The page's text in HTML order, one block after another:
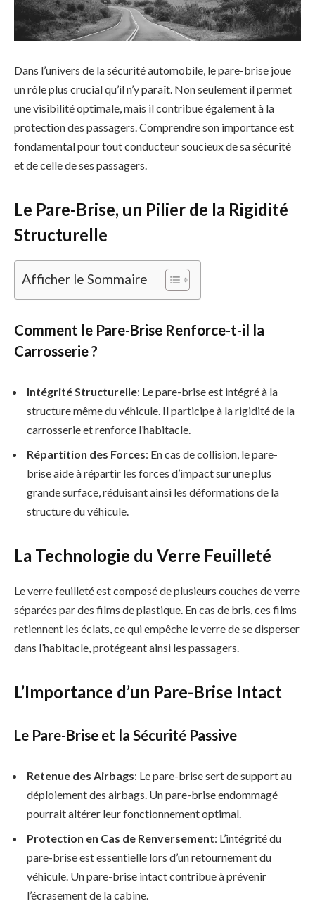
Dans l’univers de la sécurité automobile, le pare-brise joue
un rôle plus crucial qu’il n’y paraît. Non seulement il permet
une visibilité optimale, mais il contribue également à la
protection des passagers. Comprendre son importance est
fondamental pour tout conducteur soucieux de sa sécurité
et de celle de ses passagers.
Le Pare-Brise, un Pilier de la Rigidité
Structurelle
Afficher le Sommaire
Comment le Pare-Brise Renforce-t-il la
Carrosserie ?
Intégrité Structurelle: Le pare-brise est intégré à la
structure même du véhicule. Il participe à la rigidité de la
carrosserie et renforce l’habitacle.
Répartition des Forces: En cas de collision, le pare-
brise aide à répartir les forces d’impact sur une plus
grande surface, réduisant ainsi les déformations de la
structure du véhicule.
La Technologie du Verre Feuilleté
Le verre feuilleté est composé de plusieurs couches de verre
séparées par des films de plastique. En cas de bris, ces films
retiennent les éclats, ce qui empêche le verre de se disperser
dans l’habitacle, protégeant ainsi les passagers.
L’Importance d’un Pare-Brise Intact
Le Pare-Brise et la Sécurité Passive
Retenue des Airbags: Le pare-brise sert de support au
déploiement des airbags. Un pare-brise endommagé
pourrait altérer leur fonctionnement optimal.
Protection en Cas de Renversement: L’intégrité du
pare-brise est essentielle lors d’un retournement du
véhicule. Un pare-brise intact contribue à prévenir
l’écrasement de la cabine.